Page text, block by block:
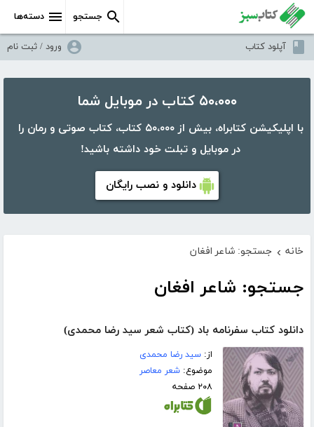
دسته‌ها جستجو
آپلود کتاب ورود / ثبت نام
۵۰،۰۰۰ کتاب در موبایل شما
با اپلیکیشن کتابراه، بیش از ۵۰،۰۰۰ کتاب، کتاب صوتی و رمان را
در موبایل و تبلت خود داشته باشید!
دانلود و نصب رایگان
خانه › جستجو: شاعر افغان
جستجو: شاعر افغان
دانلود کتاب سفرنامه باد (کتاب شعر سید رضا محمدی)
از:سید رضا محمدی
موضوع:شعر معاصر
۲۰۸ صفحه